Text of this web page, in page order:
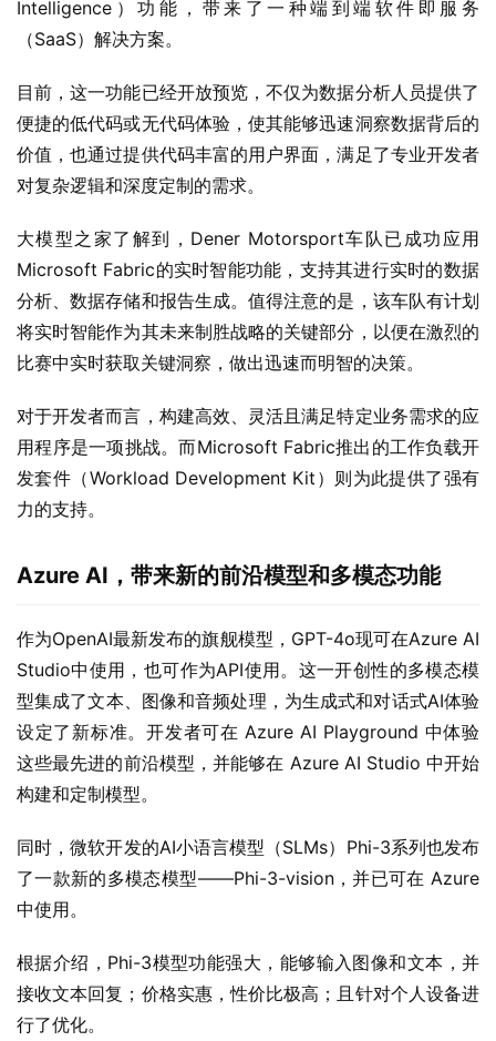
Intelligence）功能，带来了一种端到端软件即服务
（SaaS）解决方案。
目前，这一功能已经开放预览，不仅为数据分析人员提供了
便捷的低代码或无代码体验，使其能够迅速洞察数据背后的
价值，也通过提供代码丰富的用户界面，满足了专业开发者
对复杂逻辑和深度定制的需求。
大模型之家了解到，Dener Motorsport车队已成功应用
Microsoft Fabric的实时智能功能，支持其进行实时的数据
分析、数据存储和报告生成。值得注意的是，该车队有计划
将实时智能作为其未来制胜战略的关键部分，以便在激烈的
比赛中实时获取关键洞察，做出迅速而明智的决策。
对于开发者而言，构建高效、灵活且满足特定业务需求的应
用程序是一项挑战。而Microsoft Fabric推出的工作负载开
发套件（Workload Development Kit）则为此提供了强有
力的支持。
Azure AI，带来新的前沿模型和多模态功能
作为OpenAI最新发布的旗舰模型，GPT-4o现可在Azure AI
Studio中使用，也可作为API使用。这一开创性的多模态模
型集成了文本、图像和音频处理，为生成式和对话式AI体验
设定了新标准。开发者可在 Azure AI Playground 中体验
这些最先进的前沿模型，并能够在 Azure AI Studio 中开始
构建和定制模型。
同时，微软开发的AI小语言模型（SLMs）Phi-3系列也发布
了一款新的多模态模型——Phi-3-vision，并已可在 Azure
中使用。
根据介绍，Phi-3模型功能强大，能够输入图像和文本，并
接收文本回复；价格实惠，性价比极高；且针对个人设备进
行了优化。